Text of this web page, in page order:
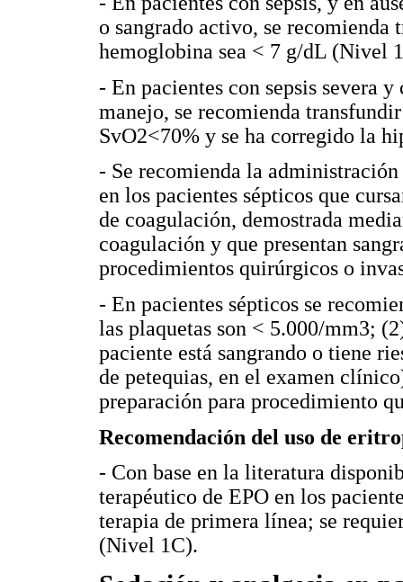
o sangrado activo, se
hemoglobina sea < 7 g/dL (Nivel
- En pacientes con sepsis severa
manejo, se recomienda
SvO2<70% y se ha corregido la
- Se recomienda la
en los pacientes sépticos que
de coagulación, demostrada
coagulación y que presentan
procedimientos quirúrgicos o
- En pacientes sépticos se
las plaquetas son < 5.000/mm3;
paciente está sangrando o tiene
de petequias, en el examen
preparación para procedimiento
Recomendación del uso de
- Con base en la literatura
terapéutico de EPO en los
terapia de primera línea; se
(Nivel 1C).